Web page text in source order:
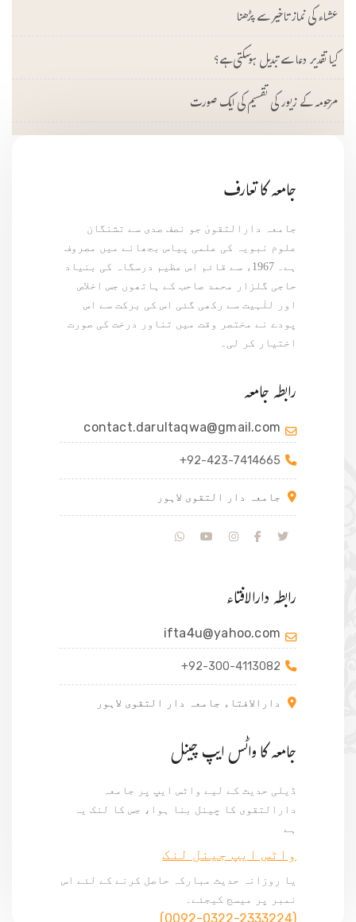
عشاء کی نماز تاخیر سے پڑھنا
کیا تقدیر دعا سے تبدیل ہوسکتی ہے؟
مرحومہ کے زیور کی تقسیم کی ایک صورت
جامعہ کا تعارف
جامعہ دارالتقویٰ جو نصف صدی سے تشنگان
علوم نبویہ کی علمی پیاس بجھانے میں مصروف
ہے۔ 1967ء سے قائم اس عظیم درسگاہ کی بنیاد
حاجی گلزار محمد صاحب کے ہاتھوں جس اخلاص
اور للٰہیت سے رکھی گئی اس کی برکت سے اس
پودے نے مختصر وقت میں تناور درخت کی صورت
اختیار کر لی۔
رابطہ جامعہ
contact.darultaqwa@gmail.com
+92-423-7414665
جامعہ دار التقوی لاہور
رابطہ دارالافتاء
ifta4u@yahoo.com
+92-300-4113082
دارالافتاء جامعہ دار التقوی لاہور
جامعہ کا واٹس ایپ چینل
ڈیلی حدیث کے لیے واٹس ایپ پر جامعہ
دارالتقوی کا چینل بنا ہوا، جس کا لنک یہ
ہے
واٹس ایپ جینل لنک
یا روزانہ حدیث مبارکہ حاصل کرنے کے لئے اس
نمبر پر میسج کیجئے۔
(0092-0322-2333224)